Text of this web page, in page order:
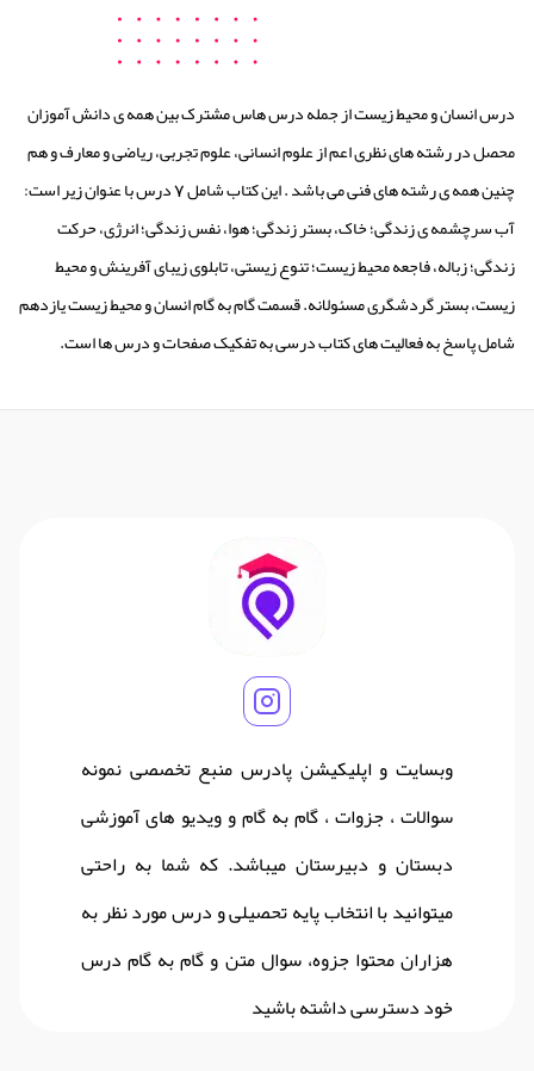
درس انسان و محیط زیست از جمله درس هاس مشترک بین همه ی دانش آموزان
محصل در رشته های نظری اعم از علوم انسانی، علوم تجربی، ریاضی و معارف و هم
چنین همه ی رشته های فنی می باشد . این کتاب شامل 7 درس با عنوان زیر است:
آب سرچشمه ی زندگی؛ خاک، بستر زندگی؛ هوا، نفس زندگی؛ انرژی، حرکت
زندگی؛ زباله، فاجعه محیط زیست؛ تنوع زیستی، تابلوی زیبای آفرینش و محیط
زیست، بستر گردشگری مسئولانه. قسمت گام به گام انسان و محیط زیست یازدهم
شامل پاسخ به فعالیت های کتاب درسی به تفکیک صفحات و درس ها است.
وبسایت و اپلیکیشن پادرس منبع تخصصی نمونه
سوالات ، جزوات ، گام به گام و ویدیو های آموزشی
دبستان و دبیرستان میباشد. که شما به راحتی
میتوانید با انتخاب پایه تحصیلی و درس مورد نظر به
هزاران محتوا جزوه، سوال متن و گام به گام درس
خود دسترسی داشته باشید